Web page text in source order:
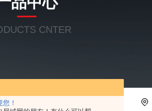
您！
CNTER